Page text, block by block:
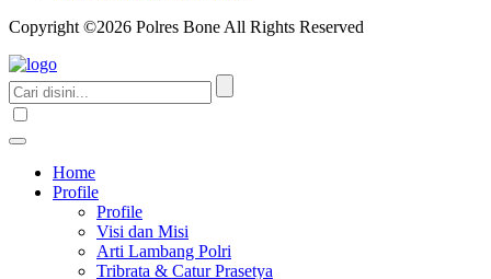
Copyright ©2026 Polres Bone All Rights Reserved
Home
Profile
Profile
Visi dan Misi
Arti Lambang Polri
Tribrata & Catur Prasetya